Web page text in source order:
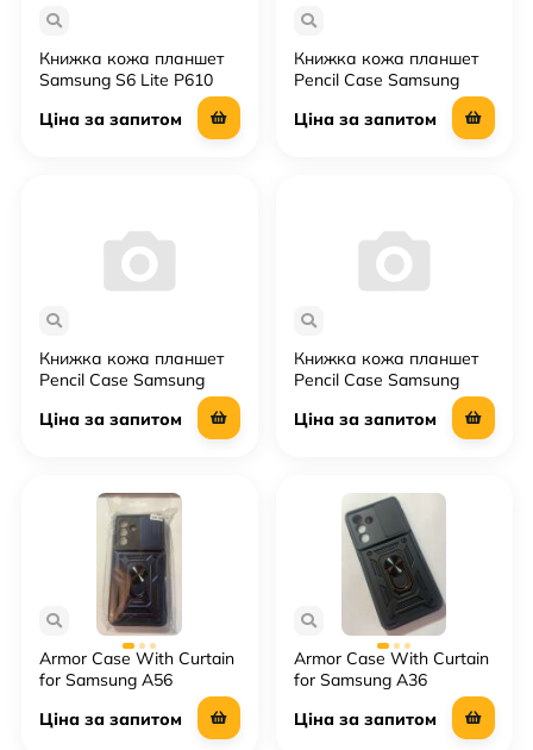
Книжка кожа планшет
Samsung S6 Lite P610
Ціна за запитом
Книжка кожа планшет
Pencil Case Samsung
Galaxy Tab S10 FE (10,9
inches )
Ціна за запитом
Книжка кожа планшет
Pencil Case Samsung
Galaxy Tab S10 FE Plus
(13,1 inches )
Ціна за запитом
Книжка кожа планшет
Pencil Case Samsung
Galaxy Tab S10 Ultra (14,6
inches )
Ціна за запитом
Armor Case With Curtain
for Samsung A56
Ціна за запитом
Armor Case With Curtain
for Samsung A36
Ціна за запитом